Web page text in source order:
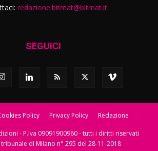
redazione.bitmat@bitmat.it
SEGUICI
Policy Privacy Policy Redazione
- P.Iva 09091900960 - tutti i diritti riservati
di Milano n° 295 del 28-11-2018